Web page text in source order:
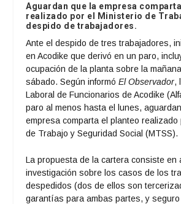
Aguardan que la empresa
realizado por el Ministerio de
despido de trabajadores.
Ante el despido de tres trabajadores,
en Acodike que derivó en un paro,
ocupación de la planta sobre la
sábado. Según informóEl Observador,
Laboral de Funcionarios de Acodike
paro al menos hasta el lunes,
empresa comparta el planteo realizado
de Trabajo y Seguridad Social (MTSS).
La propuesta de la cartera consiste en
investigación sobre los casos de los
despedidos (dos de ellos son
garantías para ambas partes, y